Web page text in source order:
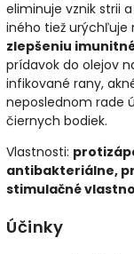
eliminuje vznik strii
iného tiež urýchľuje
zlepšeniu
prídavok do olejov
infikované rany,
neposlednom rade
čiernych bodiek.
Vlastnosti:
antibakteriálne,
stimulačné
Účinky